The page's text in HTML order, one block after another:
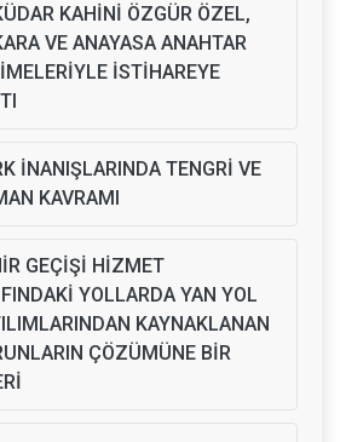
KAHİNİ ÖZGÜR ÖZEL,
VE ANAYASA ANAHTAR
İSTİHAREYE
İNANIŞLARINDA TENGRİ VE
KAVRAMI
GEÇİŞİ HİZMET
YOLLARDA YAN YOL
KAYNAKLANAN
ÇÖZÜMÜNE BİR